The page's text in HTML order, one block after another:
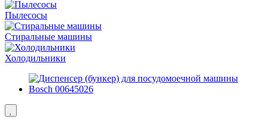
Пылесосы
Стиральные машины
Холодильники